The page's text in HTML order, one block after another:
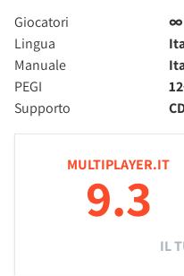
Giocatori
∞
Lingua
Manuale
PEGI
Supporto
MULTIPLAYER.IT
9.3
IL